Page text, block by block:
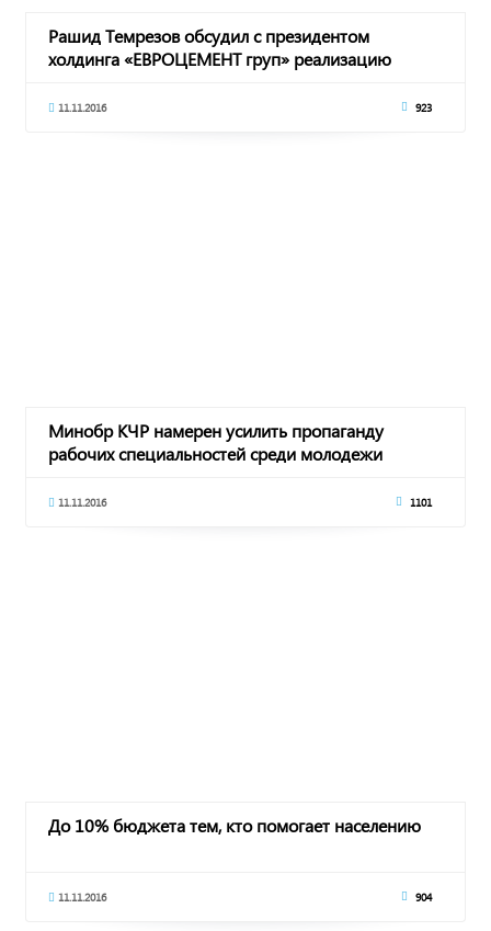
Рашид Темрезов обсудил с президентом
холдинга «ЕВРОЦЕМЕНТ груп» реализацию
11.11.2016 923
Минобр КЧР намерен усилить пропаганду
рабочих специальностей среди молодежи
11.11.2016 1101
До 10% бюджета тем, кто помогает населению
11.11.2016 904